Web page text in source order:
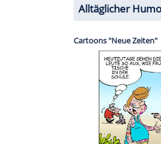
ZURÜCK ZUR STARTSEITE